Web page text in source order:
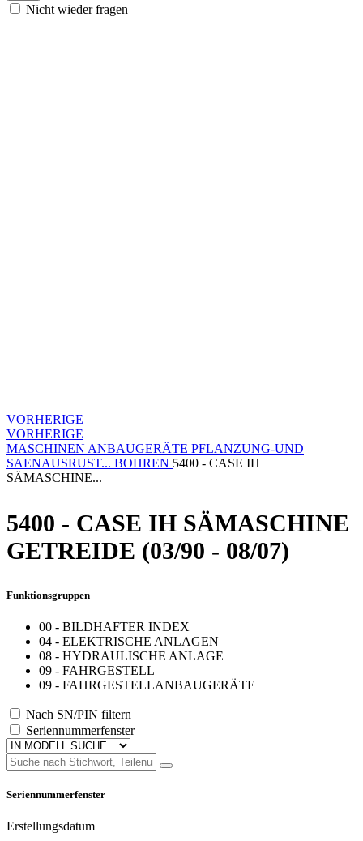
Nicht wieder fragen
VORHERIGE
VORHERIGE
MASCHINEN ANBAUGERÄTE PFLANZUNG-UND
SAENAUSRUST... BOHREN 5400 - CASE IH
SÄMASCHINE...
5400 - CASE IH SÄMASCHINE
GETREIDE (03/90 - 08/07)
Funktionsgruppen
00 - BILDHAFTER INDEX
04 - ELEKTRISCHE ANLAGEN
08 - HYDRAULISCHE ANLAGE
09 - FAHRGESTELL
09 - FAHRGESTELLANBAUGERÄTE
Nach SN/PIN filtern
Seriennummerfenster
Seriennummerfenster
Erstellungsdatum